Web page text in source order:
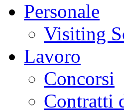
Personale
Visiting
Lavoro
Concorsi
Contratti